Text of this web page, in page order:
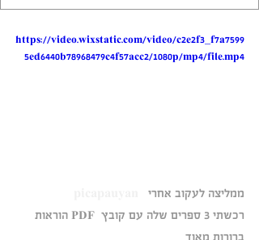
https://video.wixstatic.com/video/c2e2f3_f7a7599
5ed6440b78968479c4f57acc2/1080p/mp4/file.mp4
ממליצה לעקוב אחרי
רכשתי 3 ספרים שלה עם קובץ  PDF הוראות
ברורות מאוד